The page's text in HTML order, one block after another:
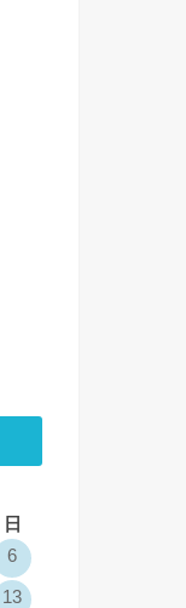
日
6
13